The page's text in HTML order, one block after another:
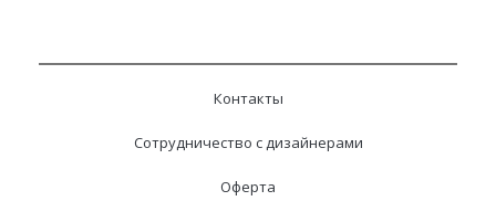
Контакты
Сотрудничество с дизайнерами
Оферта